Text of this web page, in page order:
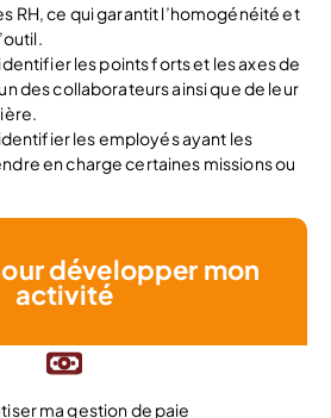
RH, ce qui garantit l’homogénéité et
les points forts et les axes de
des collaborateurs ainsi que de leur
les employés ayant les
en charge certaines missions ou
développer mon
activité
ma gestion de paie